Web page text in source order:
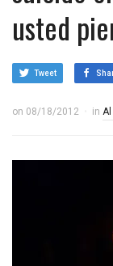
usted
Tweet
on 08/18/2012 in